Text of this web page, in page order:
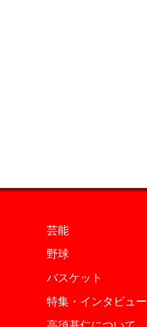
芸能
野球
バスケット
特集・インタビュー